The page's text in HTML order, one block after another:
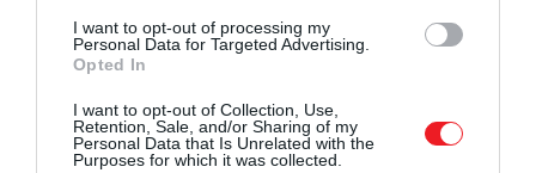
I want to opt-out of processing my
Personal Data for Targeted Advertising.
Opted In
I want to opt-out of Collection, Use,
Retention, Sale, and/or Sharing of my
Personal Data that Is Unrelated with the
Purposes for which it was collected.
Sajnos nincs olyan étel vagy ételkombináció,
amelyről kiderült volna, hogy megszabadít a hasi
zsírtól. A diéta és a testmozgás azonban egyaránt